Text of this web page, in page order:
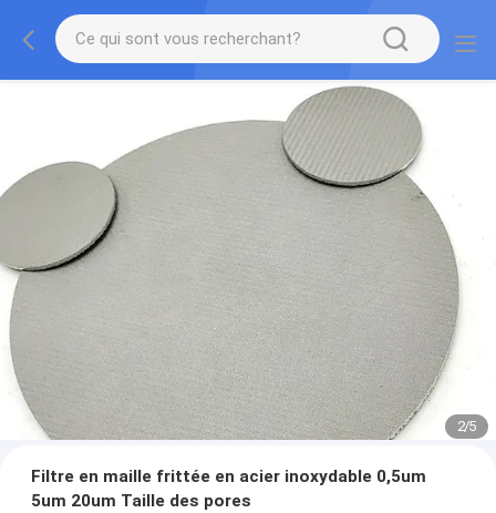
2/5
Filtre en maille frittée en acier inoxydable 0,5um
5um 20um Taille des pores